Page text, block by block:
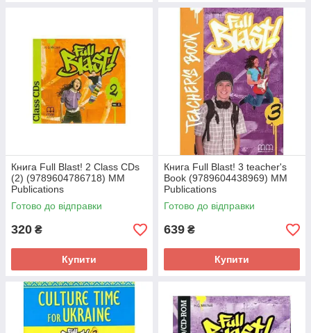
Книга Full Blast! 2 Class CDs
(2) (9789604786718) MM
Publications
Готово до відправки
320 ₴
Купити
Книга Full Blast! 3 teacher's
Book (9789604438969) MM
Publications
Готово до відправки
639 ₴
Купити